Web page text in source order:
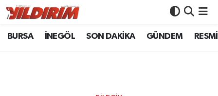
BURSA İNEGÖL SON DAKİKA GÜNDEM
BURSA
Bursa Nöbetçi Eczaneler